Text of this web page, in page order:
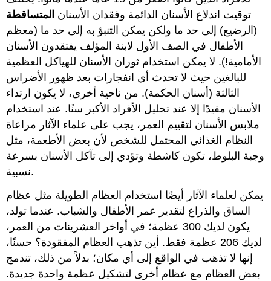
توقيت اندلاع الأسنان الدائمة وفقدان الأسنان المتساقطة
(الرضيع) إلى حد ما ولكن يمكن التنبؤ به إلى حد ما (معظم
الأطفال في الصف الأول لابنة المؤلف يفتقدون الأسنان
الأمامية!). لا يمكن استخدام ثوران الأسنان للهياكل العظمية
للبالغين حيث لا تحدث أي انفجارات بعد ظهور الأضراس
الثالثة (أسنان الحكمة). من ناحية أخرى، لا يكون ارتداء
الأسنان مفيدًا إلا عند تحليل الأفراد الأكبر سنًا. عند استخدام
ملابس الأسنان لتقييم العمر، يجب على علماء الآثار مراعاة
النظام الغذائي المحتمل للشخص لأن بعض الأطعمة، مثل
وجبة البلوط، تكون كاشطة وتؤدي إلى تآكل الأسنان بسرعة
نسبية.
يمكن لعلماء الآثار أيضًا استخدام العظام الطويلة مثل عظام
الساق والذراع لتقدير عمر الأطفال والشباب. عندما تولد،
يكون لديك 300 عظمة؛ في أواخر العشرينات من العمر،
لديك 206 عظمة فقط. أين تذهب العظام المفقودة؟ حسنًا،
إنها لا تذهب في الواقع إلى أي مكان؛ بدلاً من ذلك، تندمج
بعض العظام مع عظام أخرى لتشكيل عظمة واحدة جديدة.